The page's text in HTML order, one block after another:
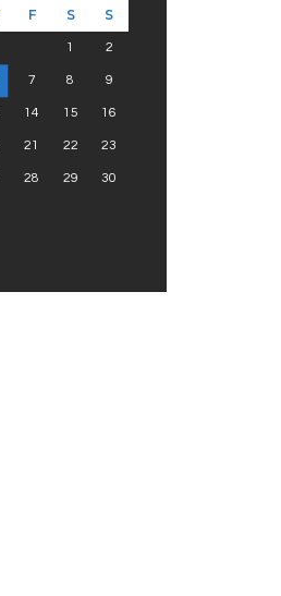
F S S
1 2
7 8 9
14 15 16
21 22 23
28 29 30